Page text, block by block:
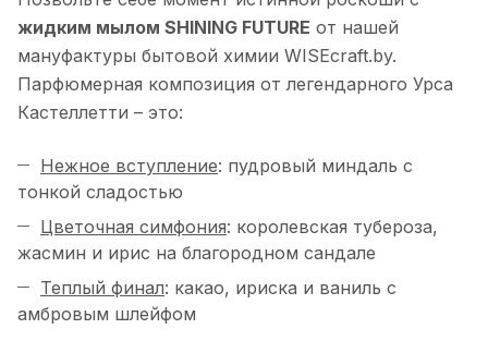
жидким мылом SHINING FUTURE от нашей
мануфактуры бытовой химии WISEcraft.by.
Парфюмерная композиция от легендарного Урса
Кастеллетти – это:
Нежное вступление: пудровый миндаль с
тонкой сладостью
Цветочная симфония: королевская тубероза,
жасмин и ирис на благородном сандале
Теплый финал: какао, ириска и ваниль с
амбровым шлейфом